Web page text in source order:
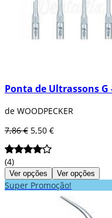
Ponta de Ultrassons G
de WOODPECKER
7,86 € 5,50 €
(4)
Ver opções Ver opções
Super Promoção!